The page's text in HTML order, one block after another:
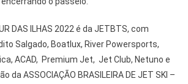
DAS ILHAS 2022 é da JETBTS, com
Salgado, Boatlux, River Powersports,
ACAD, Premium Jet, Jet Club, Netuno e
da ASSOCIAÇÃO BRASILEIRA DE JET SKI –